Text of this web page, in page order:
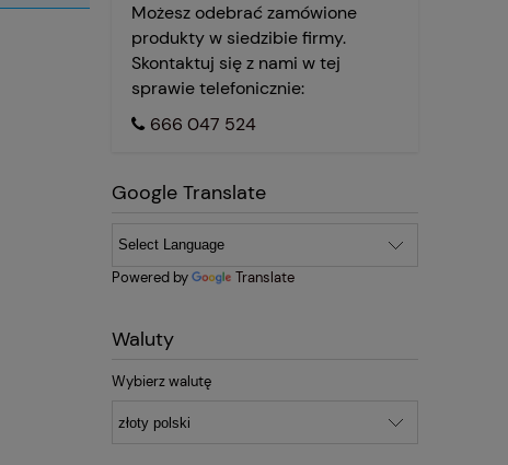
Możesz odebrać zamówione
produkty w siedzibie firmy.
Skontaktuj się z nami w tej
sprawie telefonicznie:
666 047 524
Google Translate
Powered by Translate
Waluty
Wybierz walutę